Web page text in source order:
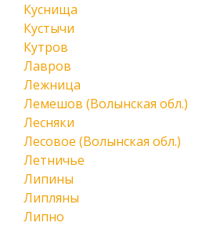
Куснища
Кустычи
Кутров
Лавров
Лежница
Лемешов (Волынская обл.)
Лесняки
Лесовое (Волынская обл.)
Летничье
Липины
Липляны
Липно